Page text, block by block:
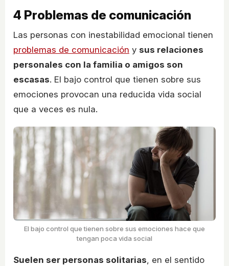
4 Problemas de comunicación
Las personas con inestabilidad emocional tienen
problemas de comunicación y sus relaciones
personales con la familia o amigos son
escasas. El bajo control que tienen sobre sus
emociones provocan una reducida vida social
que a veces es nula.
El bajo control que tienen sobre sus emociones hace que
tengan poca vida social
Suelen ser personas solitarias, en el sentido